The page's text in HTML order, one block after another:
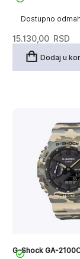
Dostupno odmah
15.130,00 RSD
Dodaj u
G-Shock GA-